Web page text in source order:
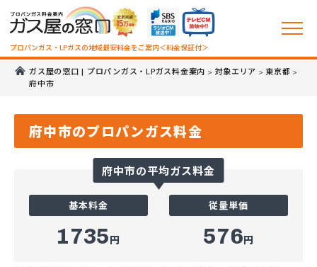
プロパンガス・LPガスの地域最安料金をご案内＜料金保証付＞
ガス屋の窓口 | プロパンガス・LPガス料金案内 > 対象エリア >東京都 >
府中市
府中市のプロパンガス料金
府中市の平均ガス料金
基本料金
1735円
従量単価
576円